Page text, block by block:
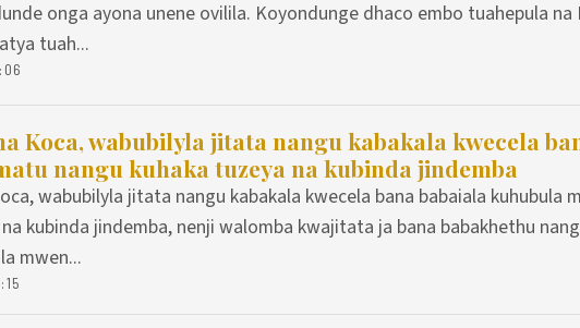
onga ayona unene ovilila. Koyondunge dhaco embo tuahepula na
tuah...
Koca, wabubilyla jitata nangu kabakala kwecela
nangu kuhaka tuzeya na kubinda jindemba
wabubilyla jitata nangu kabakala kwecela bana babaiala kuhubula
kubinda jindemba, nenji walomba kwajitata ja bana babakhethu
mwen...